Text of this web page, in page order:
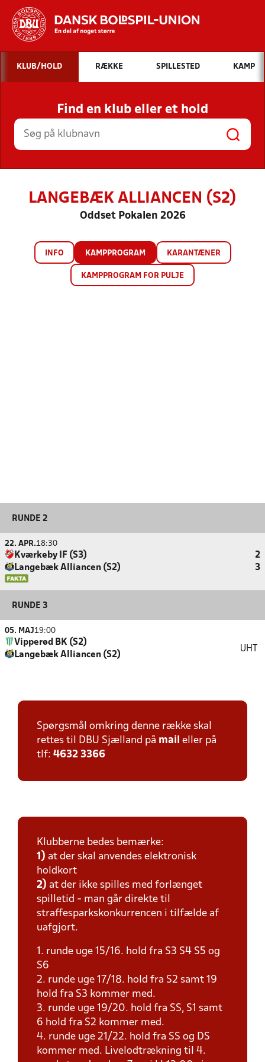
Hvad vil du søge efter?
INDHOLD OG NYHEDER
STILLINGER, RESULTATER, KLUBBER OG
HOLD
KLUB/HOLD RÆKKE SPILLESTED KAMP
Find en klub eller et hold
LANGEBÆK ALLIANCEN (S2)
Oddset Pokalen 2026
INFO KAMPPROGRAM KARANTÆNER
KAMPPROGRAM FOR PULJE
RUNDE 2
22. APR.18:30
Kværkeby IF (S3)
2
Langebæk Alliancen (S2)
3
RUNDE 3
05. MAJ19:00
Vipperød BK (S2)
Langebæk Alliancen (S2)
UHT
Spørgsmål omkring denne række skal
rettes til DBU Sjælland på mail eller på
tlf: 4632 3366
Klubberne bedes bemærke:
1) at der skal anvendes elektronisk
holdkort
2) at der ikke spilles med forlænget
spilletid - man går direkte til
straffesparkskonkurrencen i tilfælde af
uafgjort.
1. runde uge 15/16. hold fra S3 S4 S5 og
S6
2. runde uge 17/18. hold fra S2 samt 19
hold fra S3 kommer med.
3. runde uge 19/20. hold fra SS, S1 samt
6 hold fra S2 kommer med.
4. runde uge 21/22. hold fra SS og DS
kommer med. Livelodtrækning til 4.